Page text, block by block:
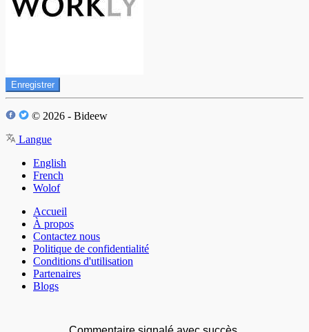
Enregistrer
© 2026 - Bideew
Langue
English
French
Wolof
Accueil
À propos
Contactez nous
Politique de confidentialité
Conditions d'utilisation
Partenaires
Blogs